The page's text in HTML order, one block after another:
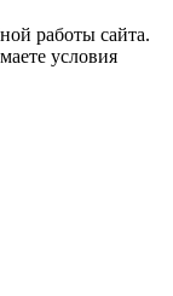
работы сайта.
условия